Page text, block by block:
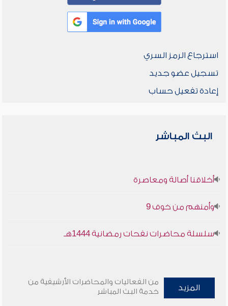
استرجاع الرمز السري
تسجيل عضو جديد
إعادة تفعيل حساب
البث المباشر
أخلاقنا أصالة ومعاصرة
وأمنهم من خوف 9
سلسلة محاضرات نفحات رمضانية 1444هـ
المزيد
من الفعاليات والمحاضرات الأرشيفية من
خدمة البث المباشر